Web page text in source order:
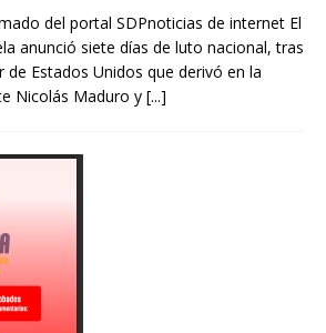
del portal SDPnoticias de internet El
anunció siete días de luto nacional, tras
Estados Unidos que derivó en la
Nicolás Maduro y [...]